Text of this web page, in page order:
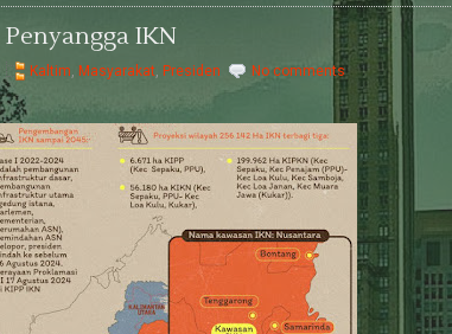
IKN
Kaltim, Masyarakat, Presiden No comments